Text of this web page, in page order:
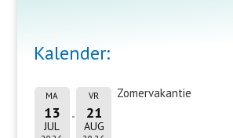
Kalender:
MA
13
JUL
VR
21
AUG
Zomervakantie